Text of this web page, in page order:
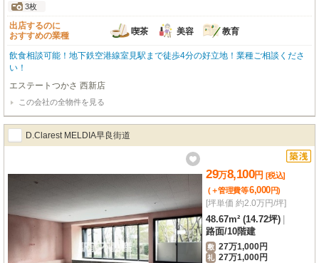
3枚
出店するのに
おすすめの業種
喫茶 美容 教育
飲食相談可能！地下鉄空港線室見駅まで徒歩4分の好立地！業種ご相談くださ
い！
エステートつかさ 西新店
この会社の全物件を見る
D.Clarest MELDIA早良街道
29万8,100円 [税込]
(＋管理費等6,000円)
[坪単価 約2.0万円/坪]
48.67m² (14.72坪)
路面/10階建
敷 27万1,000円
礼 27万1,000円